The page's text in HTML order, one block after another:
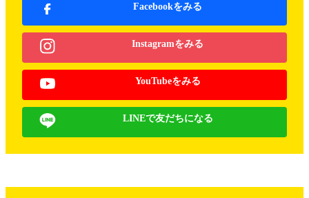
Facebookをみる
Instagramをみる
YouTubeをみる
LINEで友だちになる